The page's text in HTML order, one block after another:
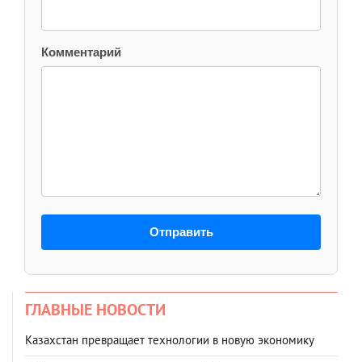
Комментарий
Отправить
ГЛАВНЫЕ НОВОСТИ
Казахстан превращает технологии в новую экономику